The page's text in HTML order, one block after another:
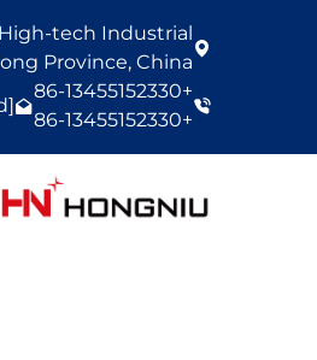
tech Industrial
Province, China
+86-13455152330
+86-13455152330
[email protected]